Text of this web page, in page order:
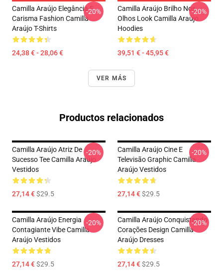
Camilla Araújo Elegância E
Carisma Fashion Camilla
Araújo T-Shirts
24,38 € - 28,06 €
-20%
Camilla Araújo Brilho Nos
Olhos Look Camilla Araújo
Hoodies
39,51 € - 45,95 €
-20%
VER MÁS
Productos relacionados
Camilla Araújo Atriz De
Sucesso Tee Camilla Araújo
Vestidos
27,14 €$29.5
-20%
Camilla Araújo Cine E
Televisão Graphic Camilla
Araújo Vestidos
27,14 €$29.5
-20%
Camilla Araújo Energia
Contagiante Vibe Camilla
Araújo Vestidos
27,14 €$29.5
-20%
Camilla Araújo Conquistando
Corações Design Camilla
Araújo Dresses
27,14 €$29.5
-20%